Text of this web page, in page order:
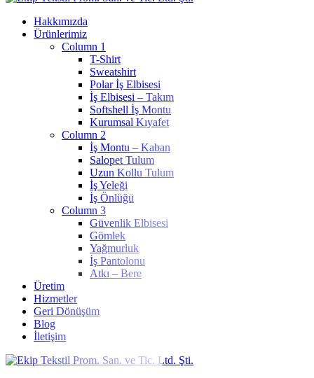
Hakkımızda
Ürünlerimiz
Column 1
T-Shirt
Sweatshirt
Polar İş Elbisesi
İş Elbisesi – Takım
Softshell İş Montu
Kurumsal Kıyafet
Column 2
İş Montu – Kaban
Salopet Tulum
Uzun Kollu Tulum
İş Yeleği
İş Önlüğü
Column 3
Güvenlik Elbisesi
Gömlek
Yağmurluk
İş Pantolonu
Atkı – Bere
Üretim
Hizmetler
Geri Dönüşüm
Blog
İletişim